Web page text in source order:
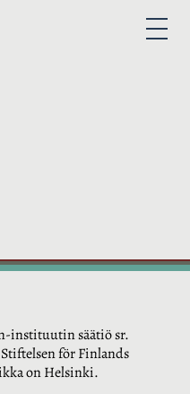
P
instituutin säätiö sr.
för Finlands
on Helsinki.